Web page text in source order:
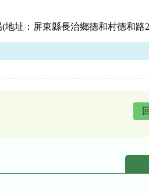
地址：屏東縣長治鄉德和村德和路